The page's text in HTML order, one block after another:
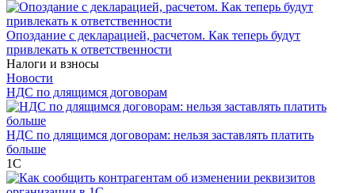
Опоздание с декларацией, расчетом. Как теперь будут
привлекать к ответственности
Налоги и взносы
Новости
НДС по длящимся договорам
НДС по длящимся договорам: нельзя заставлять платить
больше
1С